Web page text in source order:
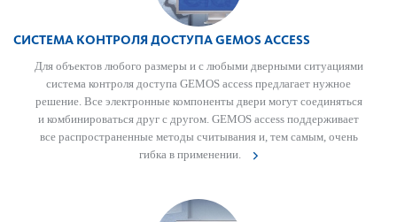
СИСТЕМА КОНТРОЛЯ ДОСТУПА GEMOS ACCESS
Для объектов любого размеры и с любыми дверными ситуациями
сис­тема контроля дос­тупа GEMOS access предлагает нужное
решение. Все электронные компоненты двери могут соединяться
и комб­инироваться друг с другом. GEMOS access поддерживает
все распрос­траненные методы считывания и, тем самым, очень
гибка в применении.